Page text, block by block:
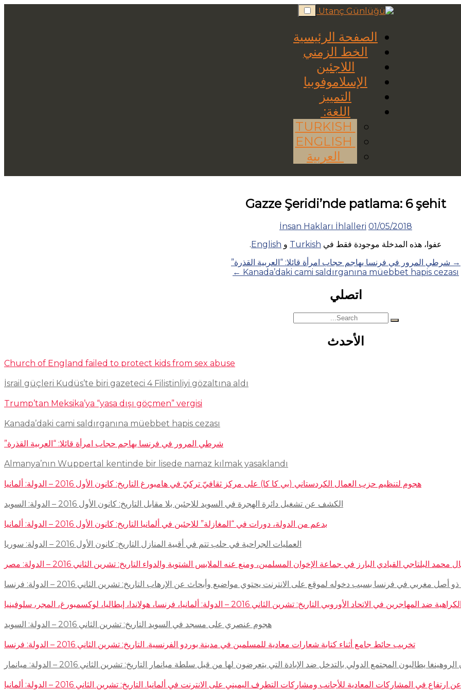
Skip
to
الصفحة الرئيسية
الخط الزمني
اللاجئين
الإسلاموفوبيا
التمييز
اللغة:
العربية
Gazze Şeridi’nde patlama: 6 şehit
01/05/2018
İnsan Hakları İhlalleri
عفوا، هذه المدخلة موجودة فقط في Turkish و English
.
→ شرطي المرور في فرنسا يهاجم حجاب امرأة قائلا: “العربية القذرة”
Kanada’daki cami saldırganına müebbet hapis cezası
←
اتصلي
Search
for:
الأحدث
Church of England failed to protect kids from sex abuse
İsrail güçleri Kudüs’te biri gazeteci 4 Filistinliyi gözaltına aldı
Trump’tan Meksika’ya “yasa dışı göçmen” vergisi
Kanada’daki cami saldırganına müebbet hapis cezası
شرطي المرور في فرنسا يهاجم حجاب امرأة قائلا: “العربية القذرة”
Almanya’nın Wuppertal kentinde bir lisede namaz kılmak yasaklandı
هجوم لتنظيم حزب العمال الكردستاني (بي كا كا) على مركز ثقافيّ تركيّ في هامبورغ التاريخ: كانون الأول 2016 – الدولة: ألمانيا
الكشف عن تشغيل دائرة الهجرة في السويد للاجئين بلا مقابل التاريخ: كانون الأول 2016 – الدولة: السويد
بدعم من الدولة، دورات في “المغازلة” للاجئين في ألمانيا التاريخ: كانون الأول 2016 – الدولة: ألمانيا
العمليات الجراحية في حلب تتم في أقبية المنازل التاريخ: كانون الأول 2016 – الدولة: سوريا
محمد البلتاجي القيادي البارز في جماعة الإخوان المسلمين، ومنع عنه الملابس الشتوية والدواء التاريخ: تشرين الثاني 2016 – الدولة: مصر
مغربي في فرنسا بسبب دخوله لموقع على الانترنت يحتوي مواضيع وأبحاث عن الإرهاب التاريخ: تشرين الثاني 2016 – الدولة: فرنسا
في الاتحاد الأوروبي التاريخ: تشرين الثاني 2016 – الدولة: ألمانيا، فرنسا، هولاندا، إيطاليا، لوكسمبورغ، المجر، سلوفينيا
هجوم عنصري على مسجد في السويد التاريخ: تشرين الثاني 2016 – الدولة: السويد
تخريب حائط جامع أثناء كتابة شعارات معادية للمسلمين في مدينة بوردو الفرنسية. التاريخ: تشرين الثاني 2016 – الدولة: فرنسا
يطالبون المجتمع الدولي بالتدخل ضد الإبادة التي يتعرضون لها من قبل سلطة ميانمار التاريخ: تشرين الثاني 2016 – الدولة: ميانمار
في المشاركات المعادية للأجانب ومشاركات التطرف اليميني على الانترنت في ألمانيا. التاريخ: تشرين الثاني 2016 – الدولة: ألمانيا